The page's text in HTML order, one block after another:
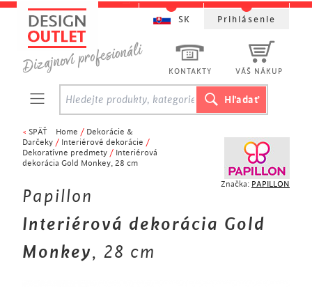
Značka: PAPILLON
< SPÄŤ Home / Dekorácie &
Darčeky / Interiérové ​​dekorácie /
Dekoratívne predmety / Interiérová
dekorácia Gold Monkey, 28 cm
Papillon
Interiérová dekorácia Gold
Monkey, 28 cm
KONTAKTY VÁŠ NÁKUP
SK Prihlásenie